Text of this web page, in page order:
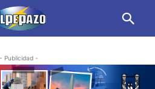
- Publicidad -